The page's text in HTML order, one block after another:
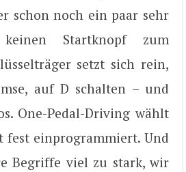
schon noch ein paar sehr
Startknopf zum
setzt sich rein,
auf D schalten – und
One-Pedal-Driving wählt
fest einprogrammiert. Und
Begriffe viel zu stark, wir